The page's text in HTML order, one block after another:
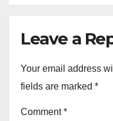
Leave a
Your email address
fields are marked *
Comment*